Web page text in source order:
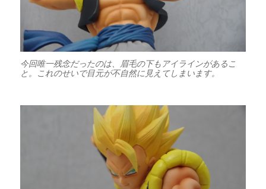
今回唯一残念だったのは、眉毛の下もアイラインがあるこ
と。これのせいで目元が不自然に見えてしまいます。